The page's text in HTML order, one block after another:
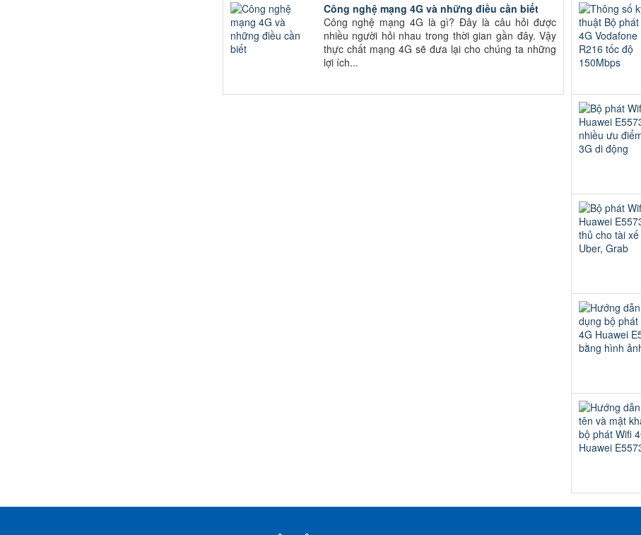
Công nghệ mạng 4G và những điều cần biết
Công nghệ mạng 4G là gì? Đây là câu hỏi được
nhiều người hỏi nhau trong thời gian gần đây. Vậy
thực chất mạng 4G sẽ đưa lại cho chúng ta những
lợi ích...